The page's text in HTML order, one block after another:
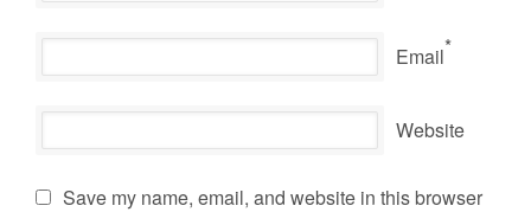
Email*
Website
Save my name, email, and website in this browser